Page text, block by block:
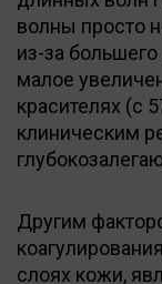
волны просто
из-за
малое
красителях (с
клиническим
Другим
слоях кожи,